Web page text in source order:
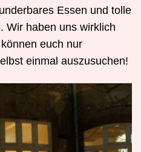
Essen und tolle
Wir haben uns wirklich
euch nur
einmal auszusuchen!